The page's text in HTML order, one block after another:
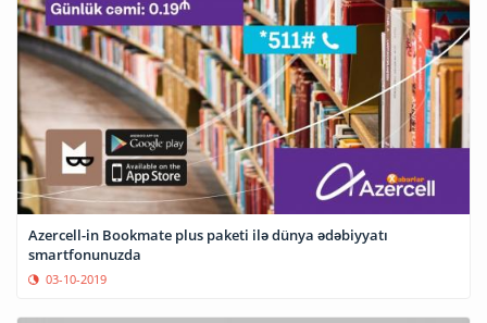
Azercell-in Bookmate plus paketi ilə dünya ədəbiyyatı
smartfonunuzda
03-10-2019